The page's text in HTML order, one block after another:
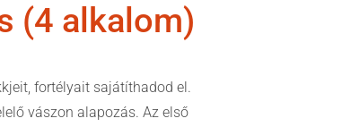
(4 alkalom)
fortélyait sajátíthadod el.
vászon alapozás. Az első